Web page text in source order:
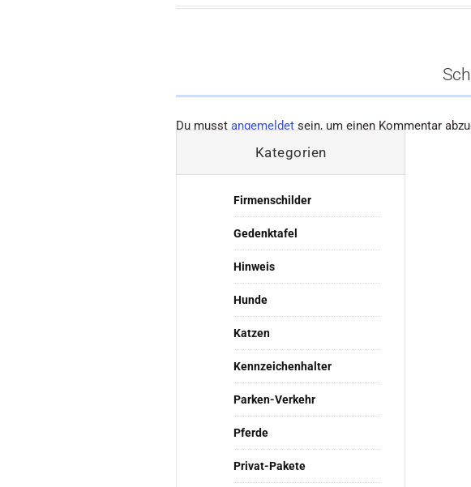
Du musst angemeldet sein, um einen Kommentar
Kategorien
Firmenschilder
Gedenktafel
Hinweis
Hunde
Katzen
Kennzeichenhalter
Parken-Verkehr
Pferde
Privat-Pakete